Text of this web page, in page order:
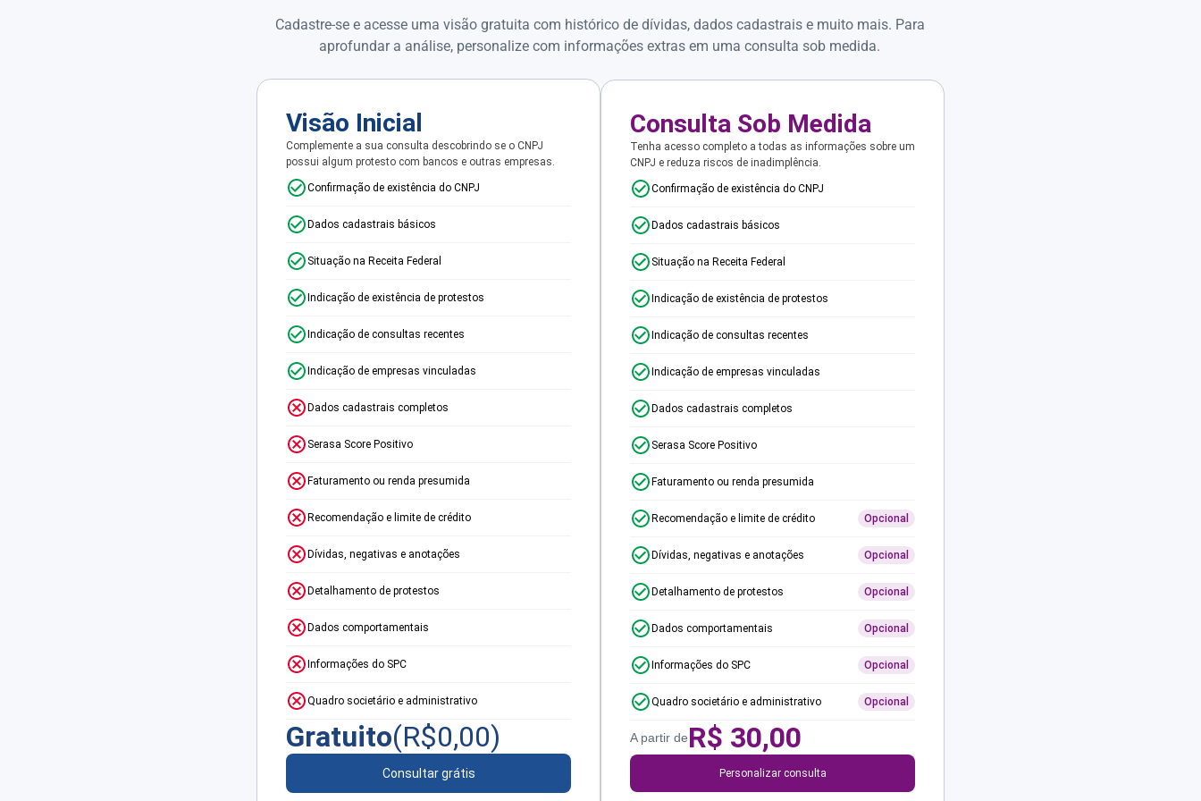
Cadastre-se e acesse uma visão gratuita com histórico de dívidas, dados cadastrais e muito mais. Para
aprofundar a análise, personalize com informações extras em uma consulta sob medida.
Visão Inicial
Complemente a sua consulta descobrindo se o CNPJ
possui algum protesto com bancos e outras empresas.
Confirmação de existência do CNPJ
Dados cadastrais básicos
Situação na Receita Federal
Indicação de existência de protestos
Indicação de consultas recentes
Indicação de empresas vinculadas
Dados cadastrais completos
Serasa Score Positivo
Faturamento ou renda presumida
Recomendação e limite de crédito
Dívidas, negativas e anotações
Detalhamento de protestos
Dados comportamentais
Informações do SPC
Quadro societário e administrativo
Gratuito(R$0,00)
Consultar grátis
Consulta Sob Medida
Tenha acesso completo a todas as informações sobre um
CNPJ e reduza riscos de inadimplência.
Confirmação de existência do CNPJ
Dados cadastrais básicos
Situação na Receita Federal
Indicação de existência de protestos
Indicação de consultas recentes
Indicação de empresas vinculadas
Dados cadastrais completos
Serasa Score Positivo
Faturamento ou renda presumida
Recomendação e limite de crédito Opcional
Dívidas, negativas e anotações Opcional
Detalhamento de protestos Opcional
Dados comportamentais Opcional
Informações do SPC Opcional
Quadro societário e administrativo Opcional
A partir deR$ 30,00
Personalizar consulta